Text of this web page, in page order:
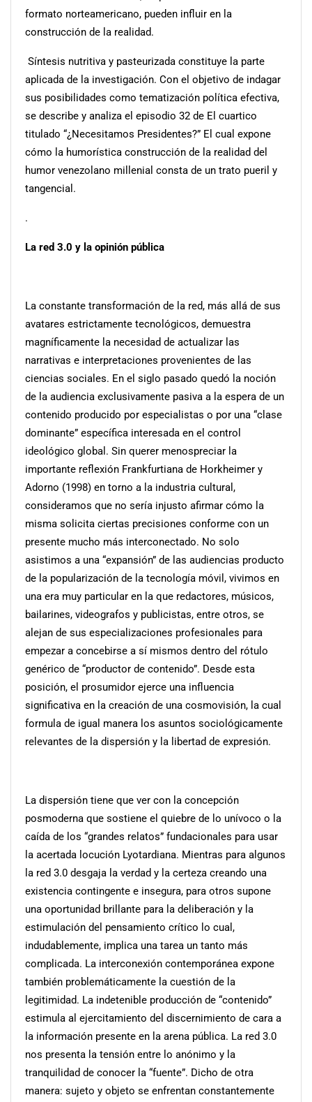
formato norteamericano, pueden influir en la
construcción de la realidad.
Síntesis nutritiva y pasteurizada constituye la parte
aplicada de la investigación. Con el objetivo de indagar
sus posibilidades como tematización política efectiva,
se describe y analiza el episodio 32 de El cuartico
titulado “¿Necesitamos Presidentes?” El cual expone
cómo la humorística construcción de la realidad del
humor venezolano millenial consta de un trato pueril y
tangencial.
.
La red 3.0 y la opinión pública
La constante transformación de la red, más allá de sus
avatares estrictamente tecnológicos, demuestra
magníficamente la necesidad de actualizar las
narrativas e interpretaciones provenientes de las
ciencias sociales. En el siglo pasado quedó la noción
de la audiencia exclusivamente pasiva a la espera de un
contenido producido por especialistas o por una “clase
dominante” específica interesada en el control
ideológico global. Sin querer menospreciar la
importante reflexión Frankfurtiana de Horkheimer y
Adorno (1998) en torno a la industria cultural,
consideramos que no sería injusto afirmar cómo la
misma solicita ciertas precisiones conforme con un
presente mucho más interconectado. No solo
asistimos a una “expansión” de las audiencias producto
de la popularización de la tecnología móvil, vivimos en
una era muy particular en la que redactores, músicos,
bailarines, videografos y publicistas, entre otros, se
alejan de sus especializaciones profesionales para
empezar a concebirse a sí mismos dentro del rótulo
genérico de “productor de contenido”. Desde esta
posición, el prosumidor ejerce una influencia
significativa en la creación de una cosmovisión, la cual
formula de igual manera los asuntos sociológicamente
relevantes de la dispersión y la libertad de expresión.
La dispersión tiene que ver con la concepción
posmoderna que sostiene el quiebre de lo unívoco o la
caída de los “grandes relatos” fundacionales para usar
la acertada locución Lyotardiana. Mientras para algunos
la red 3.0 desgaja la verdad y la certeza creando una
existencia contingente e insegura, para otros supone
una oportunidad brillante para la deliberación y la
estimulación del pensamiento crítico lo cual,
indudablemente, implica una tarea un tanto más
complicada. La interconexión contemporánea expone
también problemáticamente la cuestión de la
legitimidad. La indetenible producción de “contenido”
estimula al ejercitamiento del discernimiento de cara a
la información presente en la arena pública. La red 3.0
nos presenta la tensión entre lo anónimo y la
tranquilidad de conocer la “fuente”. Dicho de otra
manera: sujeto y objeto se enfrentan constantemente